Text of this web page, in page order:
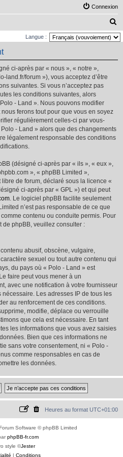
Connexion
e
Langue :
ci-après par « nous », « notre »,
land.fr/forum »), vous acceptez d’être
suivantes. Si vous n’acceptez pas
les conditions suivantes, alors
- Land ». Nous pouvons modifier
ferons tout pour que vous en soyez
régulièrement celles-ci par vous-
- Land » alors que des changements
légalement responsable des conditions
(désigné ci-après par « ils », « eux »,
», « phpBB Limited »,
de forum, déclaré sous la licence «
ci-après par « GPL ») et qui peut
. Le logiciel phpBB facilite seulement
n’est pas responsable de ce que
contenu ou conduite permis. Pour
de phpBB, veuillez consulter :
abusif, obscène, vulgaire,
sexuel ou tout autre contenu qui
du pays où « Polo - Land » est
faire peut vous mener à un
avec une notification à votre fournisseur
Les adresses IP de tous les
au renforcement de ces conditions.
modifie, déplace ou verrouille
que cela est nécessaire. En tant
les informations que vous avez saisies
Bien que ces informations ne
sans votre consentement, ni « Polo -
comme responsables en cas de
les données.
Heures au format UTC+01:00
Software © phpBB Limited
phpBB-fr.com
style ©Jester
| Conditions